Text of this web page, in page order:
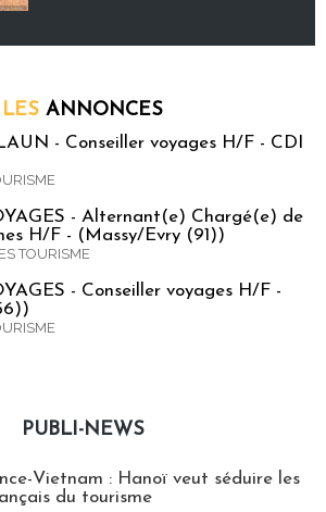
LES ANNONCES
- Conseiller voyages H/F - CDI
- Alternant(e) Chargé(e) de
H/F - (Massy/Evry (91))
TOURISME
- Conseiller voyages H/F -
PUBLI-NEWS
Vietnam : Hanoï veut séduire les
du tourisme